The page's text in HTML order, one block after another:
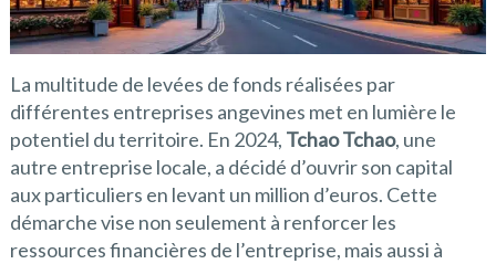
La multitude de levées de fonds réalisées par
différentes entreprises angevines met en lumière le
potentiel du territoire. En 2024, Tchao Tchao, une
autre entreprise locale, a décidé d’ouvrir son capital
aux particuliers en levant un million d’euros. Cette
démarche vise non seulement à renforcer les
ressources financières de l’entreprise, mais aussi à